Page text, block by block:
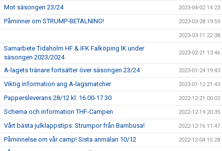
Mot säsongen 23/24 2023-04-02 14:23
Påminner om STRUMP-BETALNING! 2023-03-28 19:59
2023-03-11 22:38
Samarbete Tidaholm HF & IFK Falköping IK under
säsongen 2023/2024
2023-02-21 13:46
A-lagets tränare fortsätter över säsongen 23/24 2023-01-24 19:43
Viktig information ang A-lagsmatcher 2023-01-12 21:43
Pappersleverans 28/12 kl: 16.00-17.30 2022-12-21 00:02
Schema och information THF-Campen 2022-12-19 20:35
Vårt bästa julklappstips: Strumpor från Bambusa! 2022-12-16 11:47
Påminnelse om vår camp! Sista anmälan 10/12 2022-12-04 15:28